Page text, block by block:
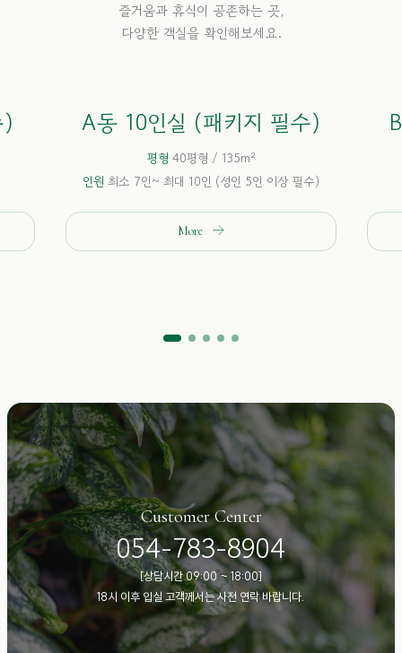
즐거움과 휴식이 공존하는 곳,
다양한 객실을 확인해보세요.
A동 10인실 (패키지 필수)
평형 40평형 / 135m²
인원 최소 7인~ 최대 10인 (성인 5인 이상 필수)
More
Customer Center
054-783-8904
[상담시간 09:00 ~ 18:00]
18시 이후 입실 고객께서는 사전 연락 바랍니다.